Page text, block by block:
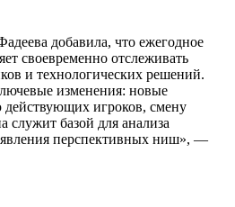
добавила, что ежегодное
своевременно отслеживать
и технологических решений.
изменения: новые
игроков, смену
служит базой для анализа
перспективных ниш», —